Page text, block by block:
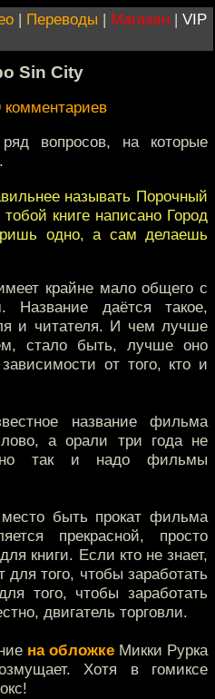
| Переводы | Магазин | VIP
Sin City
комментариев
вопросов, на которые
называть Порочный
книге написано Город
одно, а сам делаешь
крайне мало общего с
Название даётся такое,
и читателя. И чем лучше
стало быть, лучше оно
от того, кто и
название фильма
а орали три года не
так и надо фильмы
быть прокат фильма
прекрасной, просто
книги. Если кто не знает,
того, чтобы заработать
того, чтобы заработать
двигатель торговли.
на обложке Микки Рурка
Хотя в гомиксе